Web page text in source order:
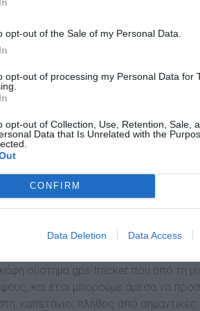
opt-out of the Sale of my Personal Data.
opt-out of processing my Personal Data for
opt-out of Collection, Use, Retention, Sale,
Data that Is Unrelated with the
CONFIRM
Data Deletion Data Access
της λειτουργίας και
σκάφη από εμάς, καθώς και
θέματα πρώτιστης σημασίας για το
δεσμεύονται από ηθικό και
επίπεδο αξιοπλοΐας και με
ασφαλείας.
που εγκαθιστούμε στα σκάφη μας
σύστημα gps-tracker που από τη
και έτσι μπορούμε άμεσα να
καπετάνιο, πλήθος από